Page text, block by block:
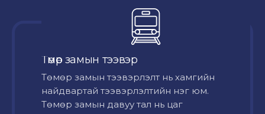
Төмөр замын тээвэр
Төмөр замын тээвэрлэлт нь хамгийн
найдвартай тээвэрлэлтийн нэг юм.
Төмөр замын давуу тал нь цаг